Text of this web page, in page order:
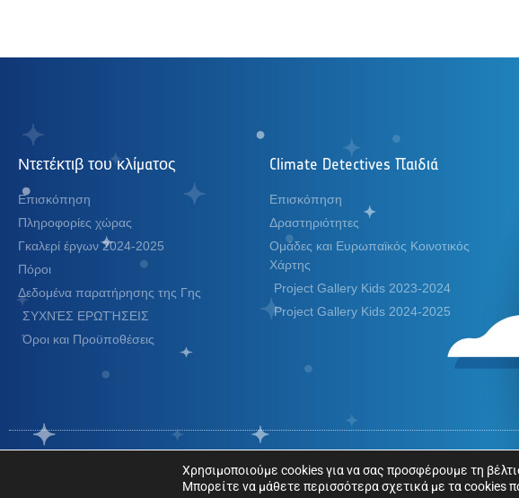
Ντετέκτιβ του κλίματος
Επισκόπηση
Πληροφορίες χώρας
Γκαλερί έργων 2024-2025
Πόροι
Δεδομένα παρατήρησης της Γης
ΣΥΧΝΈΣ ΕΡΩΤΉΣΕΙΣ
Όροι και Προϋποθέσεις
Climate Detectives Παιδιά
Επισκόπηση
Δραστηριότητες
Ομάδες και Ευρωπαϊκός Κοινοτικός
Χάρτης
Project Gallery Kids 2023-2024
Project Gallery Kids 2024-2025
Copyright © Ευρωπαϊκός Οργανισμός Διαστήματος. Όλα τα δικαιώματα διατηρούνται.
Χρησιμοποιούμε cookies για να σας προσφέρουμε τη
Μπορείτε να μάθετε περισσότερα σχετικά με τα cookies